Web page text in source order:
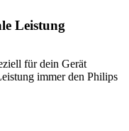
Leistung
für dein Gerät
immer den Philips